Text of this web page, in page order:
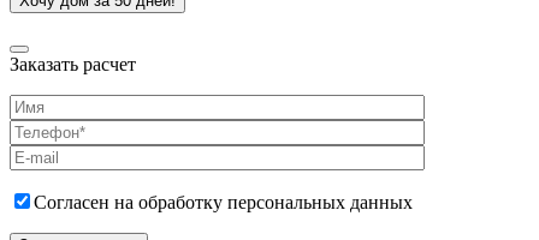
Заказать расчет
Согласен на обработку персональных данных